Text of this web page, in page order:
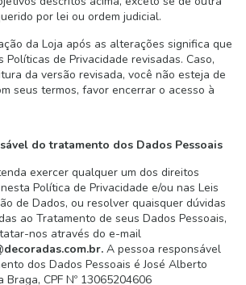
por lei ou ordem judicial.
da Loja após as alterações significa que
Políticas de Privacidade revisadas. Caso,
da versão revisada, você não esteja de
seus termos, favor encerrar o acesso à
do tratamento dos Dados Pessoais
exercer qualquer um dos direitos
Política de Privacidade e/ou nas Leis
de Dados, ou resolver quaisquer dúvidas
ao Tratamento de seus Dados Pessoais,
nos através do e-mail
. A pessoa responsável
dos Dados Pessoais é José Alberto
Braga, CPF Nº 13065204606